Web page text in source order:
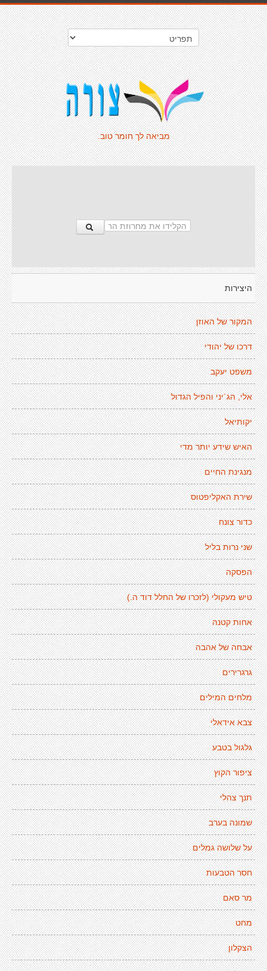
מביאה לך חומר טוב.
היצירות
המקור של האוזן
דרכו של יהודי
משפט יעקב
אלי, הג´יני והפיל הגדול
יקותיאל
האיש שידע יותר מדי
מנגינת החיים
שירת האקליפטוס
כדור צונח
שני נרות בליל
הפסקה
טיש מעקולי (לזכרו של החלל דוד ה.)
אחות קטנה
אבחה של אהבה
גרגרירים
מלחים המילים
צבא אידאלי
גלגול בטבע
ציפור הקוץ
תנך צהלי
שמונה בערב
על שלושה גמלים
חסר הטבעות
מר סאם
מחט
הצקלון